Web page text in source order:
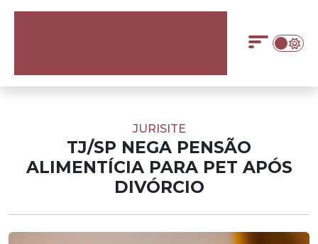
JURISITE
TJ/SP NEGA PENSÃO
ALIMENTÍCIA PARA PET APÓS
DIVÓRCIO